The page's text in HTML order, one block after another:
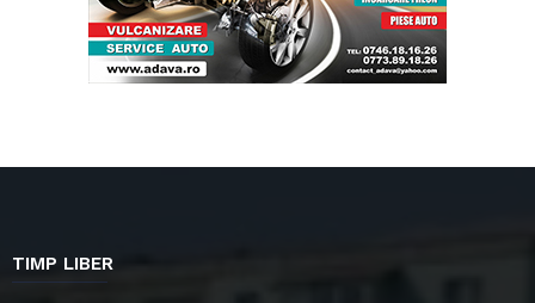
TIMP LIBER